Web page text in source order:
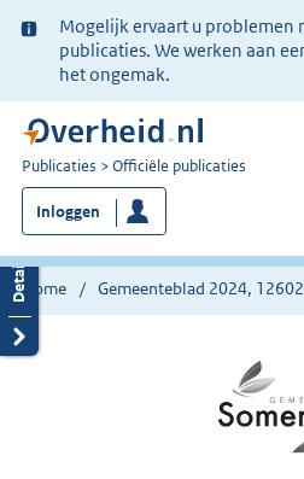
Ter
informatie:
Mogelijk ervaart u problemen
publicaties. We werken aan
het ongemak.
U
bent
nu
hier:
Publicaties Officiële publicaties
Inloggen
Home Gemeenteblad 2024,